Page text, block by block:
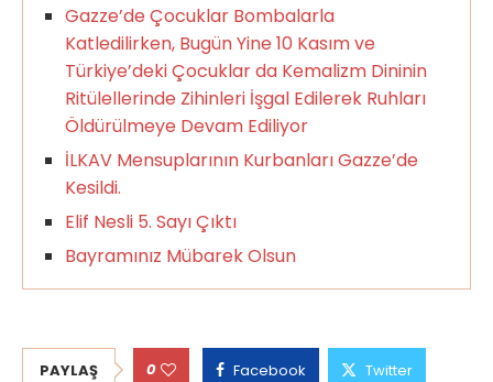
Gazze’de Çocuklar Bombalarla
Katledilirken, Bugün Yine 10 Kasım ve
Türkiye’deki Çocuklar da Kemalizm Dininin
Ritülellerinde Zihinleri İşgal Edilerek Ruhları
Öldürülmeye Devam Ediliyor
İLKAV Mensuplarının Kurbanları Gazze’de
Kesildi.
Elif Nesli 5. Sayı Çıktı
Bayramınız Mübarek Olsun
PAYLAŞ 0 Facebook Twitter